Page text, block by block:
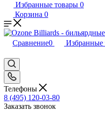
Избранные товары 0
Корзина 0
Сравнение0 Избранные
Телефоны
8 (495) 120-03-80
Заказать звонок